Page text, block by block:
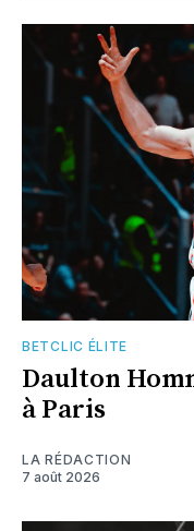
BETCLIC ÉLITE
Daulton
à Paris
LA RÉDACTION
7 août 2026